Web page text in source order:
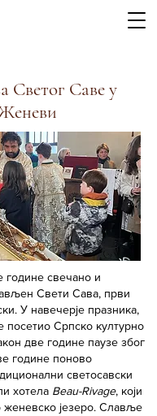
Светог Саве у
свечано и
Свети Сава, први
У навечерје празника,
посетио Српско културно
две године паузе због
године поново
светосавски
хотела Beau-Rivage, који
женевско језеро. Славље